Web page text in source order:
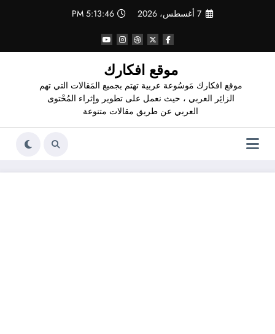
7 أغسطس، 2026 5:13:46 PM
موقع افكارك
موقع افكارك مَوسُوعة عربية تهتم بجميع المَقالات التي تهم
الزائِر العربي ، حيث نعمل على تطوير وإثراء المُحْتوى
العربي عن طريق مقالات متنوعة